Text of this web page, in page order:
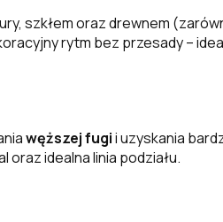
szkłem oraz drewnem
rytm bez przesady –
węższej fugii uzyskania
idealna linia podziału.